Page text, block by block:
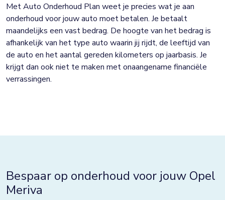
Met Auto Onderhoud Plan weet je precies wat je aan
onderhoud voor jouw auto moet betalen. Je betaalt
maandelijks een vast bedrag. De hoogte van het bedrag is
afhankelijk van het type auto waarin jij rijdt, de leeftijd van
de auto en het aantal gereden kilometers op jaarbasis. Je
krijgt dan ook niet te maken met onaangename financiële
verrassingen.
Bespaar op onderhoud voor jouw Opel
Meriva